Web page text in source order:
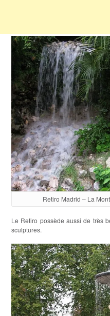
Retiro Madrid – La
Le Retiro possède aussi de très
sculptures.